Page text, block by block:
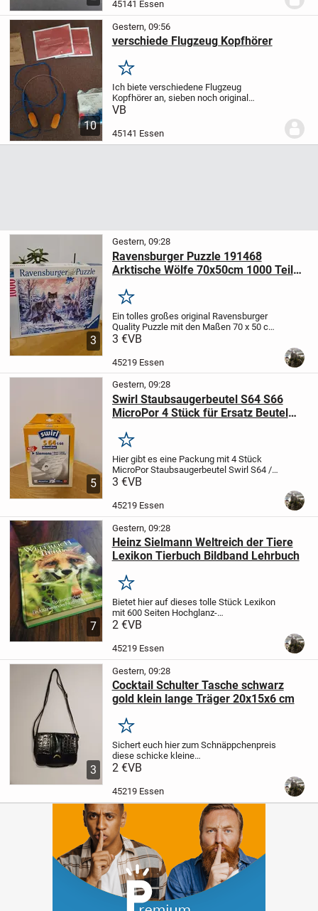
45141 Essen
10
Gestern, 09:56
verschiede Flugzeug Kopfhörer
Merken
Ich biete verschiedene Flugzeug
Kopfhörer an, sieben noch original
verpackt, zweimal Delta, zweimal Swiss,
den 80´er Jahren), die drei anderen kann
VB
45141 Essen
3
Gestern, 09:28
Ravensburger Puzzle 191468
Arktische Wölfe 70x50cm 1000 Teile
Merken
Ein tolles großes original Ravensburger
Quality Puzzle mit den Maßen 70 x 50 cm
und 1.000 Teilen.
Jahreszeit. Eine herrliche
Winterlandschaft getaucht in...
3 €VB
45219 Essen
5
Gestern, 09:28
Swirl Staubsaugerbeutel S64 S66
MicroPor 4 Stück für Ersatz Beutel
Merken
Hier gibt es eine Packung mit 4 Stück
MicroPor Staubsaugerbeutel Swirl S64 /
S66 für bspw. Siemens, Bosch, Girmi,
weiteren Angebote an. Ein
Kombiversand...
3 €VB
45219 Essen
7
Gestern, 09:28
Heinz Sielmann Weltreich der Tiere
Lexikon Tierbuch Bildband Lehrbuch
Merken
Bietet hier auf dieses tolle Stück Lexikon
mit 600 Seiten Hochglanz-
Kunstdruckseiten von Löffler, über
Mufflon.Noch nie gehört die ganzen
2 €VB
45219 Essen
3
Gestern, 09:28
Cocktail Schulter Tasche schwarz
gold klein lange Träger 20x15x6 cm
Merken
Sichert euch hier zum Schnäppchenpreis
diese schicke kleine
Schultertasche.
ist uns nicht bekannt.
2 €VB
45219 Essen